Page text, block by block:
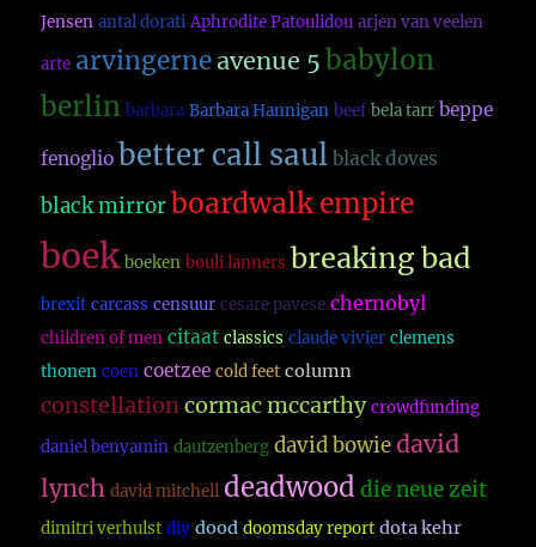
Jensen antal dorati Aphrodite Patoulidou arjen van veelen
arte arvingerne avenue 5 babylon
berlin barbara Barbara Hannigan beef bela tarr beppe
fenoglio better call saul black doves
black mirror boardwalk empire
boek boeken bouli lanners breaking bad
brexit carcass censuur cesare pavese chernobyl
children of men citaat classics claude vivier clemens
thonen coen coetzee cold feet column
constellationcormac mccarthy crowdfunding
daniel benyamin dautzenberg david bowie david
lynch david mitchell deadwood die neue zeit
dimitri verhulst diy dood doomsday report dota kehr